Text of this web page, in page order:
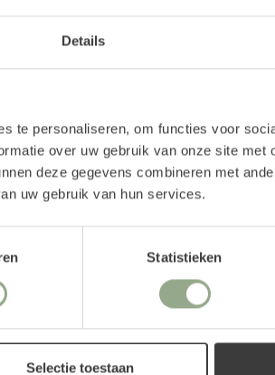
Details
te personaliseren, om functies voor
over uw gebruik van onze site met
deze gegevens combineren met
uw gebruik van hun services.
Statistieken
Selectie toestaan